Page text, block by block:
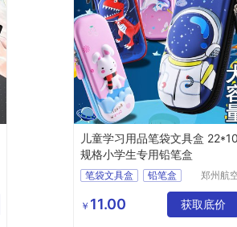
儿童学习用品笔袋文具盒 22*10
规格小学生专用铅笔盒
笔袋文具盒
铅笔盒
儿童学习用品
郑州航
鑫日用百
货店
￥ 11.00 获取底价